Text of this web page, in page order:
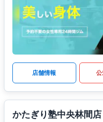
店舗情報 公
かたぎり塾中央林間店